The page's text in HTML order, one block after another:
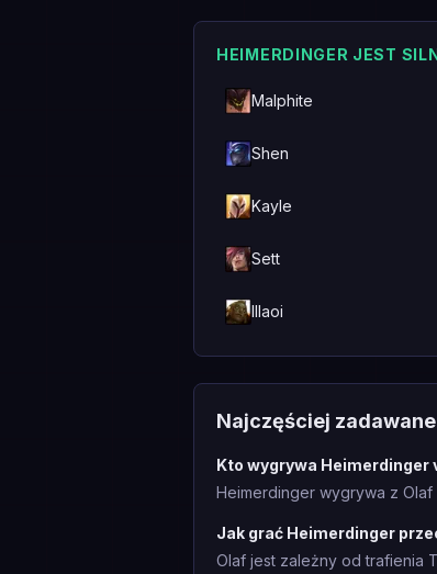
HEIMERDINGER JEST
Malphite
Shen
Kayle
Sett
Illaoi
Najczęściej
Kto wygrywa Heimerdinger
Heimerdinger wygrywa z
Jak grać Heimerdinger
Olaf jest zależny od trafienia